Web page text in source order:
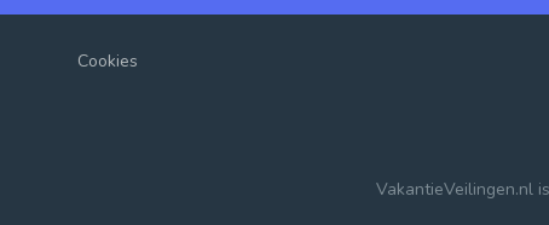
Cookies
VakantieVeilingen.nl